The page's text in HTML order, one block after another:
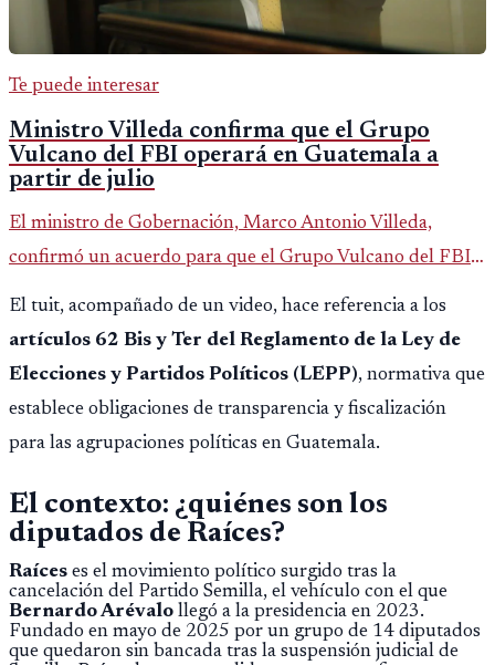
Te puede interesar
Ministro Villeda confirma que el Grupo
Vulcano del FBI operará en Guatemala a
partir de julio
El ministro de Gobernación, Marco Antonio Villeda,
confirmó un acuerdo para que el Grupo Vulcano del FBI
opere en Guatemala a partir de julio, tras un intento
fallido con la administración anterior del Ministerio
Público.
El tuit, acompañado de un video, hace referencia a los
artículos 62 Bis y Ter del Reglamento de la Ley de
Elecciones y Partidos Políticos (LEPP), normativa que
establece obligaciones de transparencia y fiscalización
para las agrupaciones políticas en Guatemala.
El contexto: ¿quiénes son los
diputados de Raíces?
Raíces es el movimiento político surgido tras la
cancelación del Partido Semilla, el vehículo con el que
Bernardo Arévalo llegó a la presidencia en 2023.
Fundado en mayo de 2025 por un grupo de 14 diputados
que quedaron sin bancada tras la suspensión judicial de